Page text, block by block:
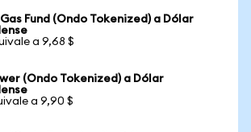
Fund (Ondo Tokenized) a Dólar
a 9,68 $
(Ondo Tokenized) a Dólar
a 9,90 $